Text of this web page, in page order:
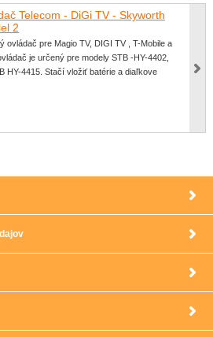
Telecom - DiGi TV - Skyworth
2
ovládač pre Magio TV, DIGI TV , T-Mobile a
je určený pre modely STB -HY-4402,
HY-4415. Stačí vložiť batérie a diaľkove